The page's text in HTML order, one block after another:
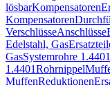
lösbarKompensatoren
Kompensatoren
VerschlüsseAnschlüsse
Edelstahl, Gas
GasSystemrohre 1.4401
1.4401Rohrnippel
MuffenReduktionen